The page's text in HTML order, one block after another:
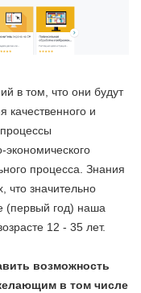
в том, что они будут
и
экономического
процесса. Знания
что значительно
(первый год) наша
12 - 35 лет.
возможность
в том числе